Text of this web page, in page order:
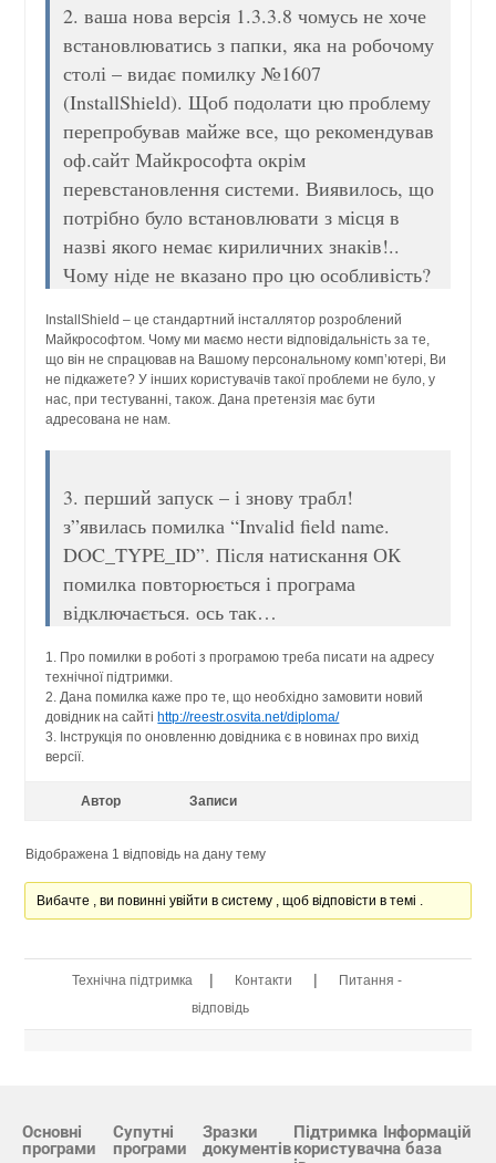
2. ваша нова версія 1.3.3.8 чомусь не хоче
встановлюватись з папки, яка на робочому
столі – видає помилку №1607
(InstallShield). Щоб подолати цю проблему
перепробував майже все, що рекомендував
оф.сайт Майкрософта окрім
перевстановлення системи. Виявилось, що
потрібно було встановлювати з місця в
назві якого немає кириличних знаків!..
Чому ніде не вказано про цю особливість?
InstallShield – це стандартний інсталлятор розроблений
Майкрософтом. Чому ми маємо нести відповідальність за те,
що він не спрацював на Вашому персональному комп’ютері, Ви
не підкажете? У інших користувачів такої проблеми не було, у
нас, при тестуванні, також. Дана претензія має бути
адресована не нам.
3. перший запуск – і знову трабл!
з”явилась помилка “Invalid field name.
DOC_TYPE_ID”. Після натискання ОК
помилка повторюється і програма
відключається. ось так…
1. Про помилки в роботі з програмою треба писати на адресу
технічної підтримки.
2. Дана помилка каже про те, що необхідно замовити новий
довідник на сайті http://reestr.osvita.net/diploma/
3. Інструкція по оновленню довідника є в новинах про вихід
версії.
Автор Записи
Відображена 1 відповідь на дану тему
Вибачте , ви повинні увійти в систему , щоб відповісти в темі .
Технічна підтримка | Контакти |
Питання -
відповідь
Основні
програми
Супутні
програми
Зразки
документів
Підтримка
користувач
Інформацій
на база